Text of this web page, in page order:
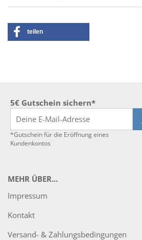
teilen
5€ Gutschein sichern*
*Gutschein für die Eröffnung eines
Kundenkontos
MEHR ÜBER...
Impressum
Kontakt
Versand- & Zahlungsbedingungen